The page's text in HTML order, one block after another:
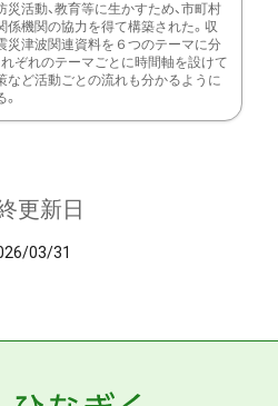
災活動、教育等に生かすため、市町村
係機関の協力を得て構築された。収
災津波関連資料を６つのテーマに分
れぞれのテーマごとに時間軸を設けて
など活動ごとの流れも分かるように
更新日
03/31